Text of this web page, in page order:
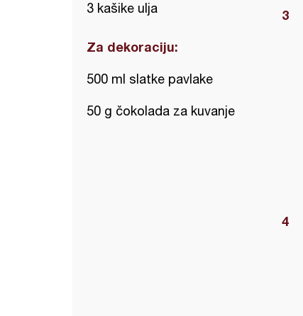
3 kašike ulja
Za dekoraciju:
500 ml slatke pavlake
50 g čokolada za kuvanje